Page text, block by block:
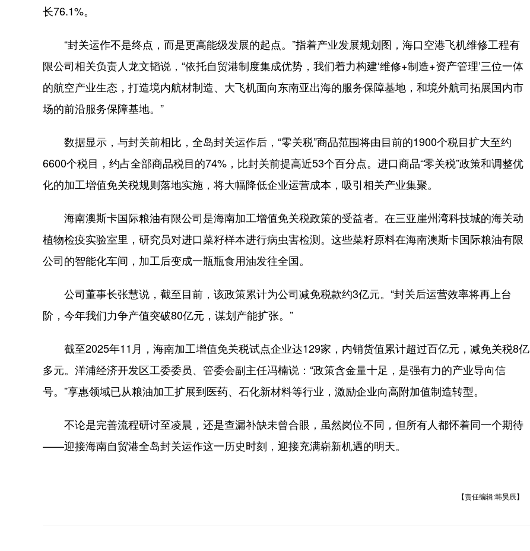
长76.1%。
“封关运作不是终点，而是更高能级发展的起点。”指着产业发展规划图，海口空港飞机维修工程有
限公司相关负责人龙文韬说，“依托自贸港制度集成优势，我们着力构建‘维修+制造+资产管理’三位一体
的航空产业生态，打造境内航材制造、大飞机面向东南亚出海的服务保障基地，和境外航司拓展国内市
场的前沿服务保障基地。”
数据显示，与封关前相比，全岛封关运作后，“零关税”商品范围将由目前的1900个税目扩大至约
6600个税目，约占全部商品税目的74%，比封关前提高近53个百分点。进口商品“零关税”政策和调整优
化的加工增值免关税规则落地实施，将大幅降低企业运营成本，吸引相关产业集聚。
海南澳斯卡国际粮油有限公司是海南加工增值免关税政策的受益者。在三亚崖州湾科技城的海关动
植物检疫实验室里，研究员对进口菜籽样本进行病虫害检测。这些菜籽原料在海南澳斯卡国际粮油有限
公司的智能化车间，加工后变成一瓶瓶食用油发往全国。
公司董事长张慧说，截至目前，该政策累计为公司减免税款约3亿元。“封关后运营效率将再上台
阶，今年我们力争产值突破80亿元，谋划产能扩张。”
截至2025年11月，海南加工增值免关税试点企业达129家，内销货值累计超过百亿元，减免关税8亿
多元。洋浦经济开发区工委委员、管委会副主任冯楠说：“政策含金量十足，是强有力的产业导向信
号。”享惠领域已从粮油加工扩展到医药、石化新材料等行业，激励企业向高附加值制造转型。
不论是完善流程研讨至凌晨，还是查漏补缺未曾合眼，虽然岗位不同，但所有人都怀着同一个期待
——迎接海南自贸港全岛封关运作这一历史时刻，迎接充满崭新机遇的明天。
【责任编辑:韩昊辰】